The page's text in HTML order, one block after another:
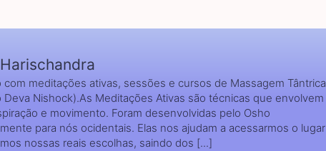
com meditações ativas, sessões e cursos de Massagem Tântrica
Deva Nishock).As Meditações Ativas são técnicas que envolvem
e movimento. Foram desenvolvidas pelo Osho
para nós ocidentais. Elas nos ajudam a acessarmos o lugar
nossas reais escolhas, saindo dos [...]